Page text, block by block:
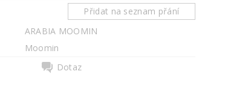
Přidat na seznam přání
ARABIA MOOMIN
Moomin
Dotaz